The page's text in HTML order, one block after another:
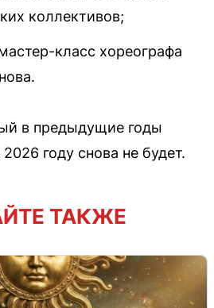
коллективов;
класс хореографа
в предыдущие годы
году снова не будет.
ТАКЖЕ